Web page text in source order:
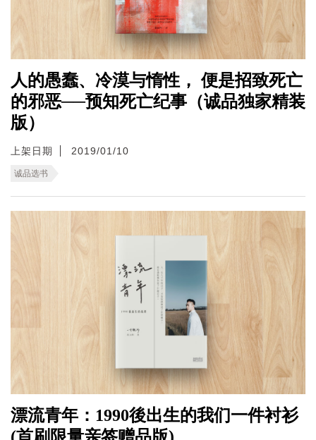
人的愚蠢、冷漠与惰性， 便是招致死亡
的邪恶──预知死亡纪事（诚品独家精装
版）
上架日期 2019/01/10
诚品选书
漂流青年：1990後出生的我们一件衬衫
(首刷限量亲签赠品版)